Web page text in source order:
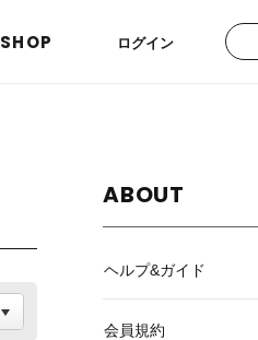
ログイン
SHOP
ABOUT
ヘルプ&ガイド
会員規約